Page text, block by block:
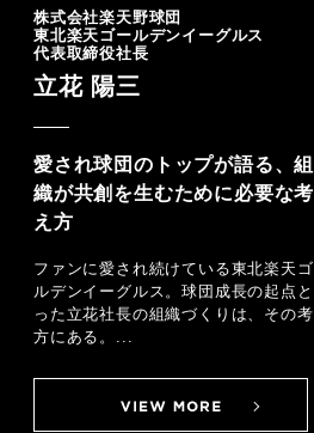
株式会社楽天野球団
東北楽天ゴールデンイーグルス
代表取締役社長
立花 陽三
愛され球団のトップが語る、組
織が共創を生むために必要な考
え方
ファンに愛され続けている東北楽天
ルデンイーグルス。球団成長の起点
った立花社長の組織づくりは、その考
方にある。...